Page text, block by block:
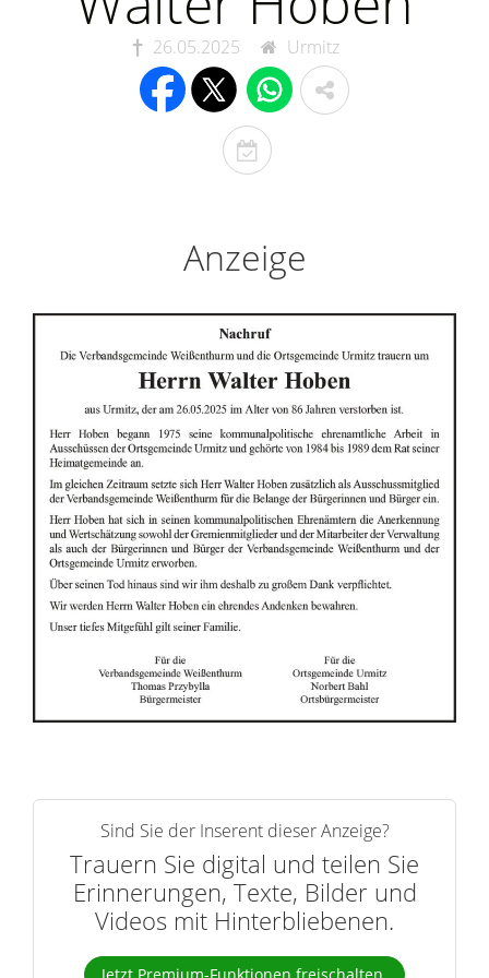
26.05.2025 Urmitz
T
o
s
t
g
e
r
i
n
n
e
r
n
Anzeige
Sind Sie der Inserent dieser Anzeige?
Trauern Sie digital und teilen Sie
Erinnerungen, Texte, Bilder und
Videos mit Hinterbliebenen.